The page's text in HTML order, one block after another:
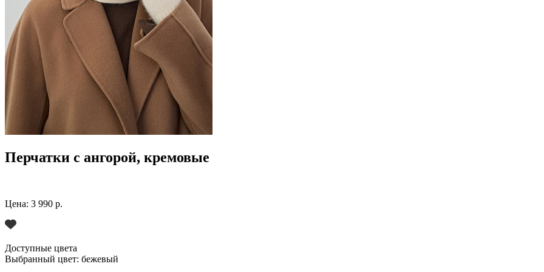
Перчатки с ангорой, кремовые
Цена: 3 990 р.
Доступные цвета
Выбранный цвет: бежевый